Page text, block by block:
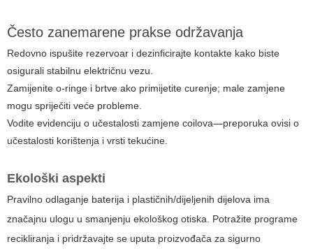
Često zanemarene prakse održavanja
Redovno ispušite rezervoar i dezinficirajte kontakte kako biste
osigurali stabilnu električnu vezu.
Zamijenite o-ringe i brtve ako primijetite curenje; male zamjene
mogu spriječiti veće probleme.
Vodite evidenciju o učestalosti zamjene coilova—preporuka ovisi o
učestalosti korištenja i vrsti tekućine.
Ekološki aspekti
Pravilno odlaganje baterija i plastičnih/dijeljenih dijelova ima
značajnu ulogu u smanjenju ekološkog otiska. Potražite programe
recikliranja i pridržavajte se uputa proizvođača za sigurno